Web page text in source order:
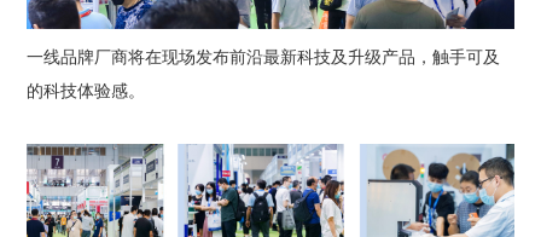
一线品牌厂商将在现场发布前沿最新科技及升级产品，触手可及
的科技体验感。